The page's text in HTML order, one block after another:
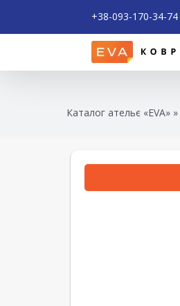
+38-093-170-34-74
Каталог ательє «EVA» »